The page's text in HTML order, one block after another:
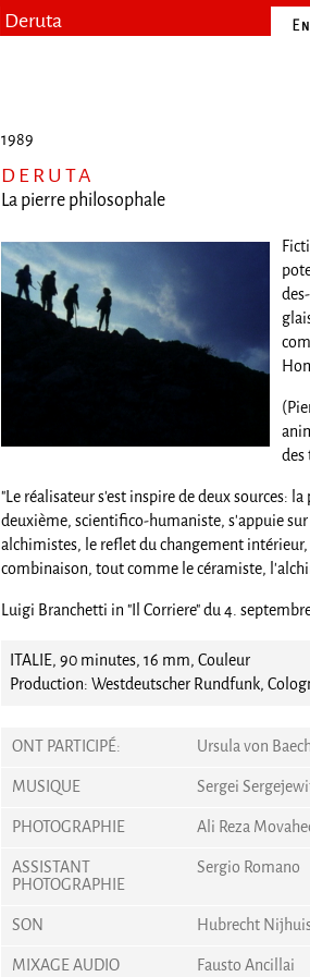
Deruta
1989
DERUTA
La pierre philosophale
des
"Le réalisateur s'est inspire de deux sources:
deuxième, scientifico-humaniste, s'appuie
alchimistes, le reflet du changement
combinaison, tout comme le céramiste,
Luigi Branchetti in "Il Corriere" du 4.
ITALIE, 90 minutes, 16 mm, Couleur
Production: Westdeutscher Rundfunk,
ONT PARTICIPÉ:
Ursula von
MUSIQUE
Sergei
PHOTOGRAPHIE
Ali Reza
ASSISTANT
PHOTOGRAPHIE
Sergio Romano
SON
Hubrecht
MIXAGE AUDIO
Fausto Ancillai